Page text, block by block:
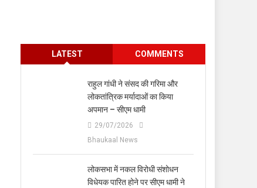
LATEST COMMENTS
राहुल गांधी ने संसद की गरिमा और
लोकतांत्रिक मर्यादाओं का किया
अपमान – सीएम धामी
29/07/2026
Bhaukaal News
लोकसभा में नकल विरोधी संशोधन
विधेयक पारित होने पर सीएम धामी ने